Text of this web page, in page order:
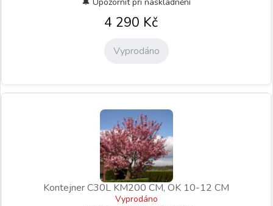
4 290 Kč
Vyprodáno
Kontejner C30L KM200 CM, OK 10-12 CM
Vyprodáno